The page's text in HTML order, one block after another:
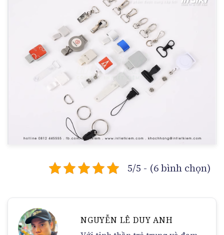
5/5 - (6 bình chọn)
NGUYỄN LÊ DUY ANH